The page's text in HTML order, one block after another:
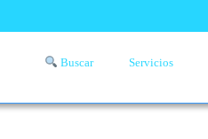
Buscar Servicios